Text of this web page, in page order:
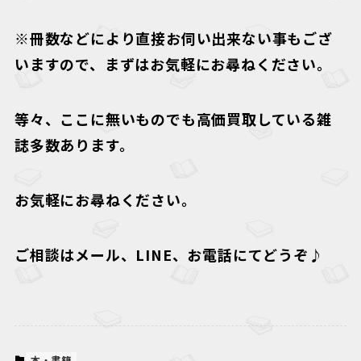
※冊数などにより直接お伺い出来ない事もござ
いますので、まずはお気軽にお尋ねください。
等々、ここに無いものでも高価買取している雑
誌多数あります。
お気軽にお尋ねください。
ご相談はメール、LINE、お電話にてどうぞ♪